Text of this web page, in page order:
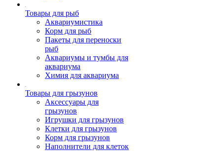
Товары для рыб
Аквариумистика
Корм для рыб
Пакеты для переноски
рыб
Аквариумы и тумбы для
аквариума
Химия для аквариума
Товары для грызунов
Аксессуары для
грызунов
Игрушки для грызунов
Клетки для грызунов
Корм для грызунов
Наполнители для клеток